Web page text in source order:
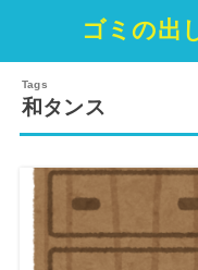
ゴミの出
和タンス